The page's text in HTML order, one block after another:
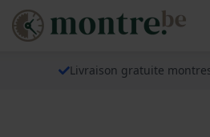
Livraison gratuite